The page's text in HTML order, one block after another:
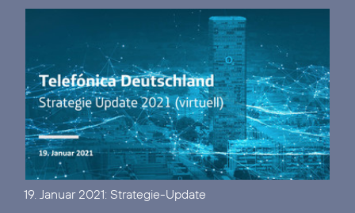
19. Januar 2021: Strategie-Update